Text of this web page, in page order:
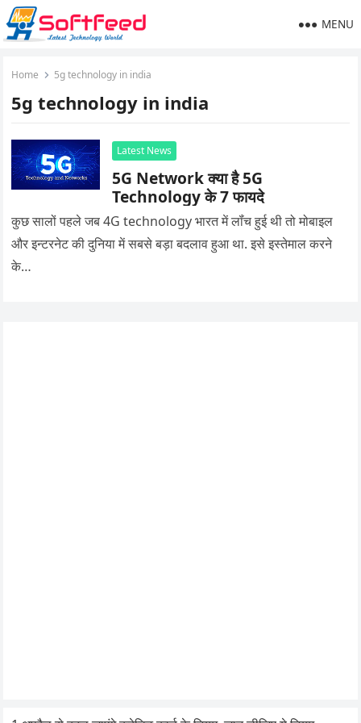
MENU
Home 5g technology in india
5g technology in india
Latest News
5G Network क्या है 5G
Technology के 7 फायदे
कुछ सालों पहले जब 4G technology भारत में लॉंच हुई थी तो मोबाइल
और इन्टरनेट की दुनिया में सबसे बड़ा बदलाव हुआ था. इसे इस्तेमाल करने
के…